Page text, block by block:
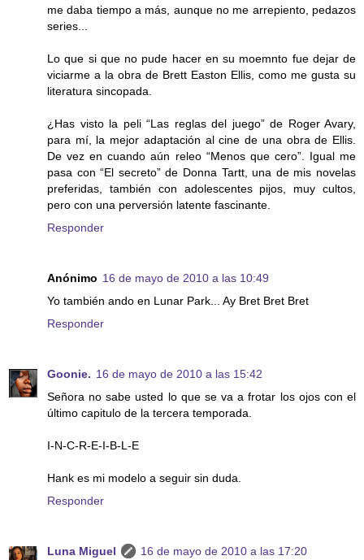
me daba tiempo a más, aunque no me arrepiento, pedazos
series...
Lo que si que no pude hacer en su moemnto fue dejar de
viciarme a la obra de Brett Easton Ellis, como me gusta su
literatura sincopada.
¿Has visto la peli “Las reglas del juego” de Roger Avary,
para mí, la mejor adaptación al cine de una obra de Ellis.
De vez en cuando aún releo “Menos que cero”. Igual me
pasa con “El secreto” de Donna Tartt, una de mis novelas
preferidas, también con adolescentes pijos, muy cultos,
pero con una perversión latente fascinante.
Responder
Anónimo 16 de mayo de 2010 a las 10:49
Yo también ando en Lunar Park... Ay Bret Bret Bret
Responder
Goonie. 16 de mayo de 2010 a las 15:42
Señora no sabe usted lo que se va a frotar los ojos con el
último capitulo de la tercera temporada.
I-N-C-R-E-I-B-L-E
Hank es mi modelo a seguir sin duda.
Responder
Luna Miguel
16 de mayo de 2010 a las 17:20